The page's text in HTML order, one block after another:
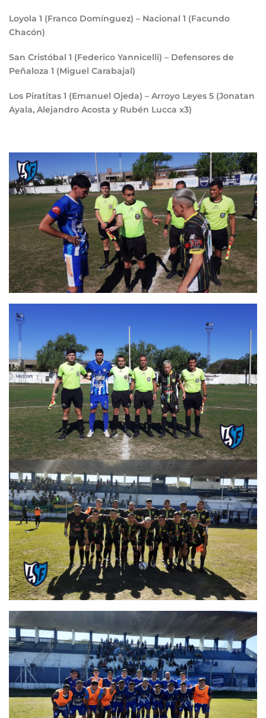
Loyola 1 (Franco Domínguez) – Nacional 1 (Facundo
Chacón)
San Cristóbal 1 (Federico Yannicelli) – Defensores de
Peñaloza 1 (Miguel Carabajal)
Los Piratitas 1 (Emanuel Ojeda) – Arroyo Leyes 5 (Jonatan
Ayala, Alejandro Acosta y Rubén Lucca x3)